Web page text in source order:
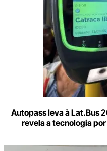
Autopass leva à Lat.Bus
revela a tecnologia